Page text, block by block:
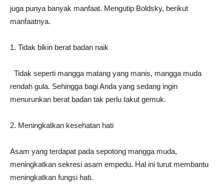
juga punya banyak manfaat. Mengutip Boldsky, berikut
manfaatnya.
1. Tidak bikin berat badan naik
Tidak seperti mangga matang yang manis, mangga muda
rendah gula. Sehingga bagi Anda yang sedang ingin
menurunkan berat badan tak perlu takut gemuk.
2. Meningkatkan kesehatan hati
Asam yang terdapat pada sepotong mangga muda,
meningkatkan sekresi asam empedu. Hal ini turut membantu
meningkatkan fungsi hati.